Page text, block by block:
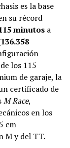
es la base
su récord
minutos a
los 115
de garaje, la
certificado de
M Race,
en los
cm
M y del TT.